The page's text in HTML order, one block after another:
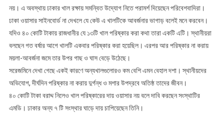
নয়। এ অবস্থায় ঢাকার খাল রক্ষায় সমন্বিত উদ্যোগ নিতে পরামর্শ দিয়েছেন পরিবেশবাদিরা।
ঢাকা ওয়াসার সাইনবোর্ড না দেখলে যে কেউ এ খালটিকে আবর্জনার ভাগাড় বলেই মনে করবেন।
যদিও ৪০ কোটি টাকায় রাজধানীর যে ১৩টি খাল পরিষ্কার করা কথা তারা একটি এটি। স্থানীয়রা
বলছেন গত বর্ষার আগে খালটি একবার পরিষ্কার করা হয়েছিল। এরপর আর পরিষ্কার না করায়
ময়লা-আবর্জনা জমে তার উপর গাছ ও ঘাস বেড়ে উঠেছে।
সরেজমিনে দেখা গেছে একই কারণে অন্যখালগুলোরও কম বেশি এমন বেহাল দশা। স্থানীয়দের
অভিযোগ, দীর্ঘদিন পরিষ্কার না করায় দুর্গন্ধ ও মশার উপদ্রবে অতিষ্ঠ তাদের জীবন।
৪০ কোটি টাকা বরাদ্দ নিলেও খাল পরিষ্কারের দায় ওয়াসার নয় বলে দাবি করছেন সংস্থাটির
এমডি। ঢাকার অন্য ৭ টি সংস্থার ঘাড়ে দায় চাপিয়েছেন তিনি।